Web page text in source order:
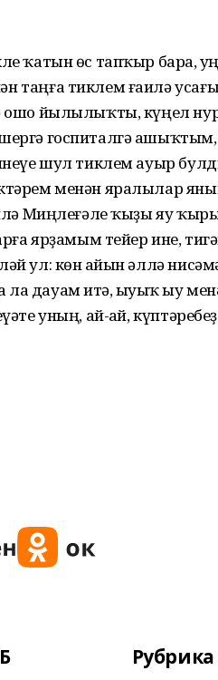
ҡатын өс тапҡыр бара,
таңға тиклем ғаилә
ошо йылылыҡты, күңел
госпиталгә
шул тиклем ауыр
менән яралылар
Миңлеғәле ҡыҙы яу
ярҙамым тейер ине,
ул: көн һайын әллә
дауам итә, һыуыҡ һыу
уның, ай-һай,